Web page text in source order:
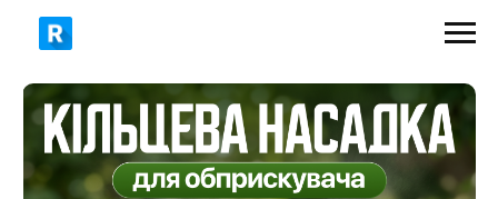
ЗАМОВИТИ
599 грн 349 грн